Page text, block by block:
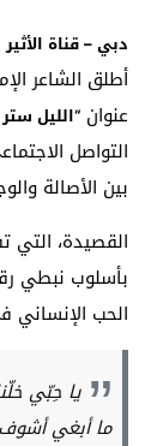
دبي – قناة الأثير
أطلق الشاعر
عنوان “الليل
التواصل
بين الأصالة
القصيدة، التي
بأسلوب نبطي
الحب
يا حِبّي
ما أبغي أشوف